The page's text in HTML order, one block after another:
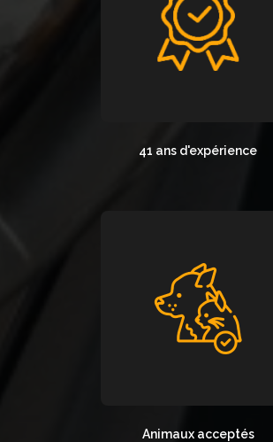
41 ans d'expérience
Animaux acceptés